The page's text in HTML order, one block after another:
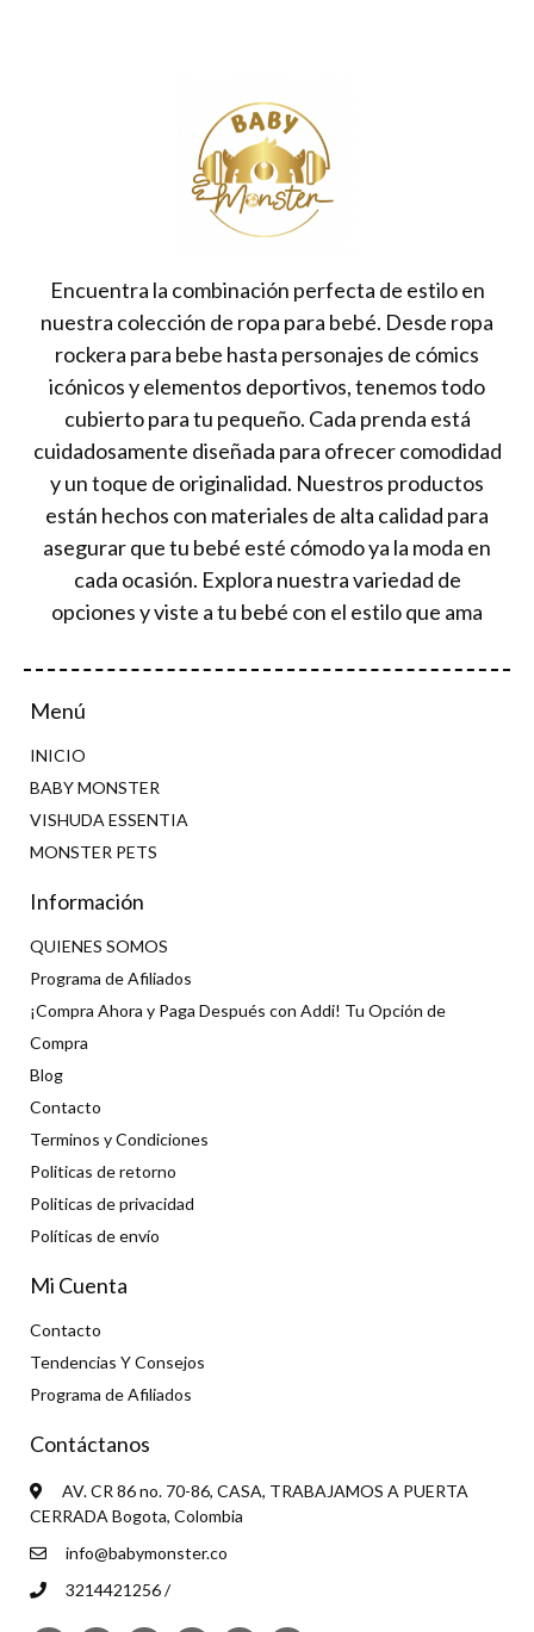
Encuentra la combinación perfecta de estilo en
nuestra colección de ropa para bebé. Desde ropa
rockera para bebe hasta personajes de cómics
icónicos y elementos deportivos, tenemos todo
cubierto para tu pequeño. Cada prenda está
cuidadosamente diseñada para ofrecer comodidad
y un toque de originalidad. Nuestros productos
están hechos con materiales de alta calidad para
asegurar que tu bebé esté cómodo ya la moda en
cada ocasión. Explora nuestra variedad de
opciones y viste a tu bebé con el estilo que ama
Menú
INICIO
BABY MONSTER
VISHUDA ESSENTIA
MONSTER PETS
Información
QUIENES SOMOS
Programa de Afiliados
¡Compra Ahora y Paga Después con Addi! Tu Opción de
Compra
Blog
Contacto
Terminos y Condiciones
Politicas de retorno
Politicas de privacidad
Políticas de envío
Mi Cuenta
Contacto
Tendencias Y Consejos
Programa de Afiliados
Contáctanos
AV. CR 86 no. 70-86, CASA, TRABAJAMOS A PUERTA
CERRADA Bogota, Colombia
info@babymonster.co
3214421256 /